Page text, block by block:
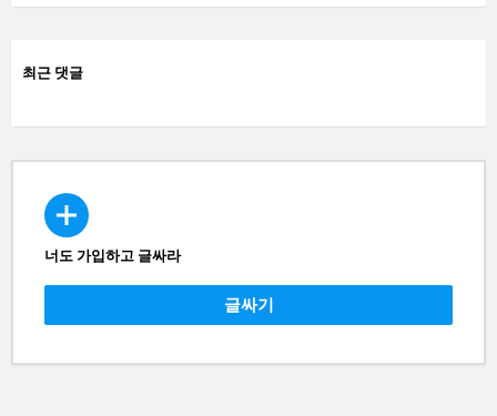
최근 댓글
CREATE
너도 가입하고 글싸라
글싸기